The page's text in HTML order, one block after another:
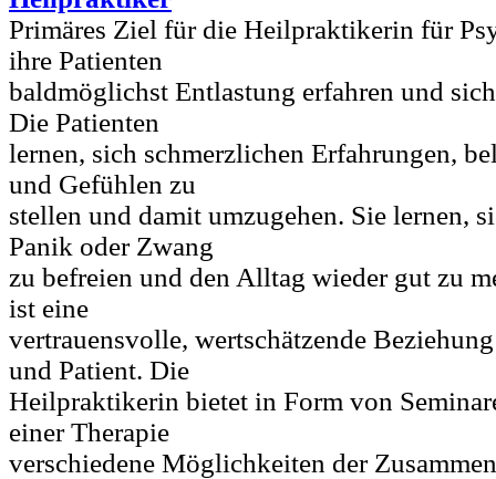
Primäres Ziel für die Heilpraktikerin für
ihre Patienten
baldmöglichst Entlastung erfahren und
Die Patienten
lernen, sich schmerzlichen Erfahrungen,
und Gefühlen zu
stellen und damit umzugehen. Sie lernen,
Panik oder Zwang
zu befreien und den Alltag wieder gut zu
ist eine
vertrauensvolle, wertschätzende
und Patient. Die
Heilpraktikerin bietet in Form von
einer Therapie
verschiedene Möglichkeiten der